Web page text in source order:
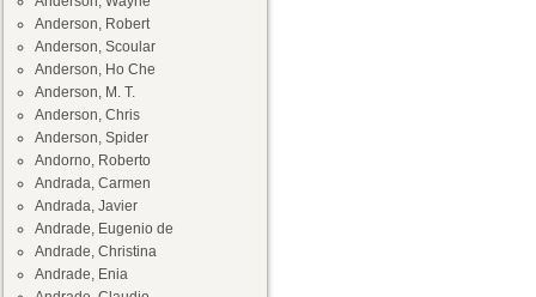
Anderson, Robert
Anderson, Scoular
Anderson, Ho Che
Anderson, M. T.
Anderson, Chris
Anderson, Spider
Andorno, Roberto
Andrada, Carmen
Andrada, Javier
Andrade, Eugenio de
Andrade, Christina
Andrade, Enia